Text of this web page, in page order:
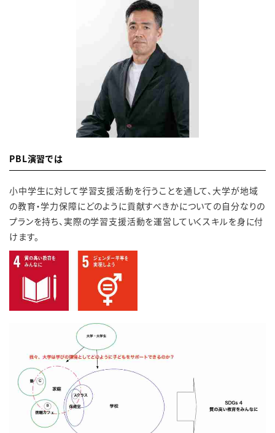
PBL演習では
小中学生に対して学習支援活動を行うことを通して、大学が地域
の教育・学力保障にどのように貢献すべきかについての自分なりの
プランを持ち、実際の学習支援活動を運営していくスキルを身に付
けます。